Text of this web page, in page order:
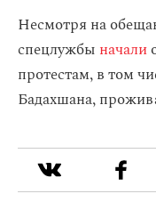
Несмотря на
спецлужбы начали
протестам, в том
Бадахшана,